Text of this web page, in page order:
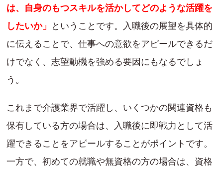
は、自身のもつスキルを活かしてどのような活躍を
したいか」
ということです。入職後の展望を具体的
に伝えることで、仕事への意欲をアピールできるだ
けでなく、志望動機を強める要因にもなるでしょ
う。
これまで介護業界で活躍し、いくつかの関連資格も
保有している方の場合は、入職後に即戦力として活
躍できることをアピールすることがポイントです。
一方で、初めての就職や無資格の方の場合は、資格